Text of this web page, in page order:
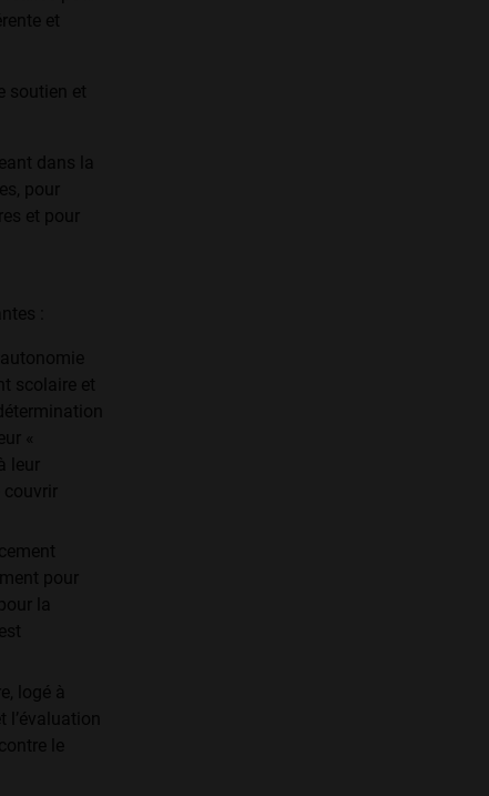
et
soutien et
dans la
pour
et pour
:
scolaire et
«
leur
pour
la
logé à
l’évaluation
le